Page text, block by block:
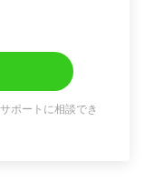
ポートに相談でき